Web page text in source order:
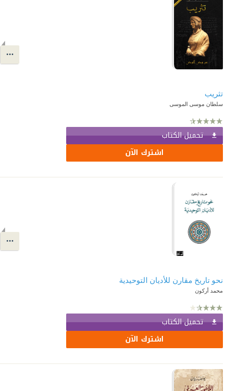
تثريب
سلطان موسى الموسى
تحميل الكتاب
اشترك الآن
نحو تاريخ مقارن للأديان التوحيدية
محمد أركون
تحميل الكتاب
اشترك الآن